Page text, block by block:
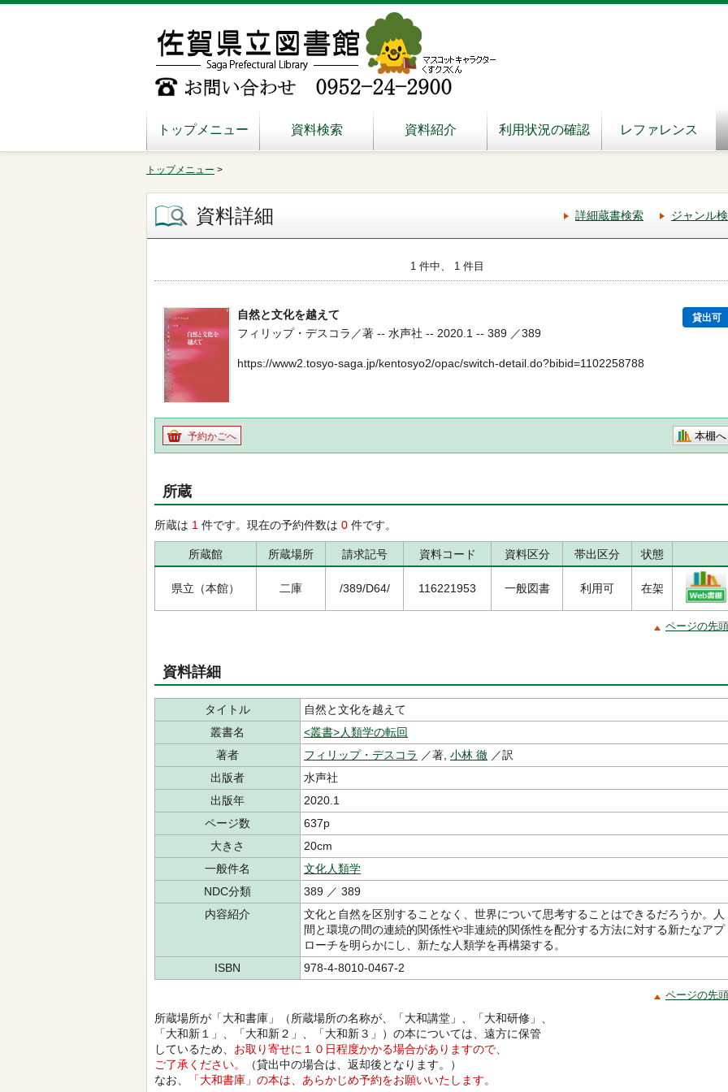
トップメニュー 資料検索 資料紹介 利用状況の確認 レファレンス
トップメニュー >
資料詳細 詳細蔵書検索 ジャンル
1 件中、 1 件目
自然と文化を越えて 貸出可
フィリップ・デスコラ／著 -- 水声社 -- 2020.1 -- 389 ／389
https://www2.tosyo-saga.jp/kentosyo2/opac/switch-detail.do?bibid=1102258788
予約かごへ 本棚へ
所蔵
所蔵は 1 件です。現在の予約件数は 0 件です。
所蔵館 所蔵場所 請求記号 資料コード 資料区分 帯出区分 状態
県立（本館） 二庫 /389/D64/ 116221953 一般図書 利用可 在架
ページの先
資料詳細
タイトル
自然と文化を越えて
叢書名
<叢書>人類学の転回
著者
フィリップ・デスコラ ／著, 小林 徹 ／訳
出版者
水声社
出版年
2020.1
ページ数
637p
大きさ
20cm
一般件名
文化人類学
NDC分類
389 ／ 389
内容紹介
文化と自然を区別することなく、世界について思考することはできるだろうか。人
間と環境の間の連続的関係性や非連続的関係性を配分する方法に対する新たなアプ
ローチを明らかにし、新たな人類学を再構築する。
ISBN
978-4-8010-0467-2
ページの先
所蔵場所が「大和書庫」（所蔵場所の名称が、「大和講堂」、「大和研修」、
「大和新１」、「大和新２」、「大和新３」）の本については、遠方に保管
しているため、 お取り寄せに１０日程度かかる場合がありますので、
ご了承ください。
（貸出中の場合は、返却後となります。）
なお、
「大和書庫」の本は、あらかじめ予約をお願いいたします。